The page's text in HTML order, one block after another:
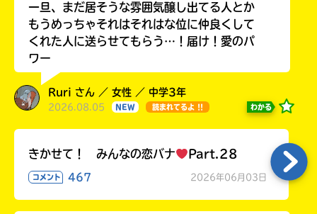
一旦、まだ居そうな雰囲気醸し出てる人とか
もうめっちゃそれはそれはな位に仲良くして
くれた人に送らせてもらう…！届け！愛のパ
ワー
Ruri さん ／ 女性 ／ 中学3年
2026.08.05 NEW 読まれてるよ !! わかる
きかせて！ みんなの恋バナ Part.28
コメント 467 2026年06月03日